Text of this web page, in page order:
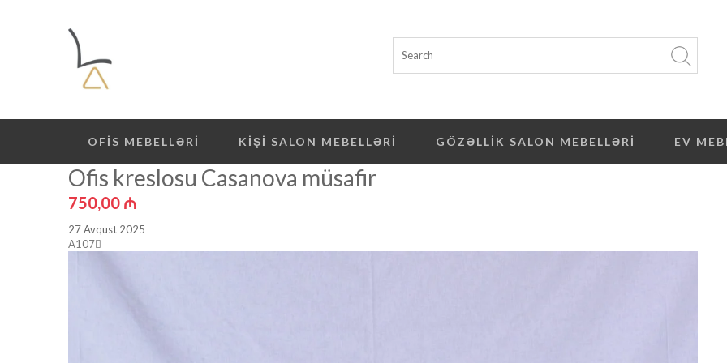
OFIS MEBELLƏRI KIŞI SALON MEBELLƏRI GÖZƏLLIK SALON MEBELLƏRI EV
Ofis kreslosu Casanova müsafir
750,00 ₼
27 Avqust 2025
A107